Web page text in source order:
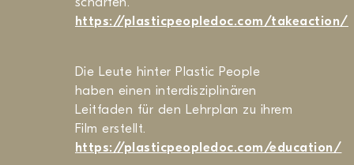
https://plasticpeopledoc.com/takeaction/
Die Leute hinter Plastic People
haben einen interdisziplinären
Leitfaden für den Lehrplan zu ihrem
Film erstellt.
https://plasticpeopledoc.com/education/